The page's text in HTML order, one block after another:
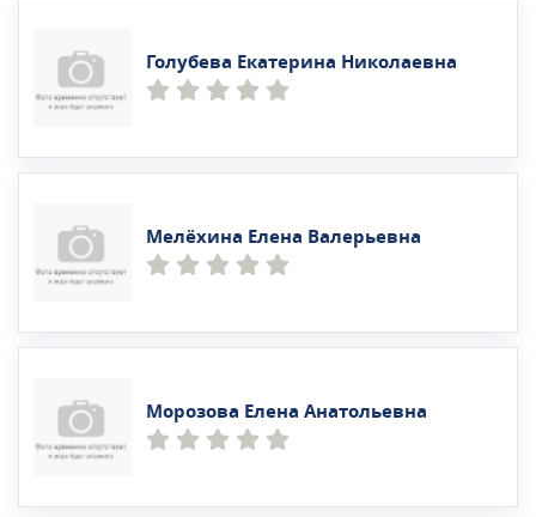
Голубева Екатерина Николаевна
Мелёхина Елена Валерьевна
Морозова Елена Анатольевна